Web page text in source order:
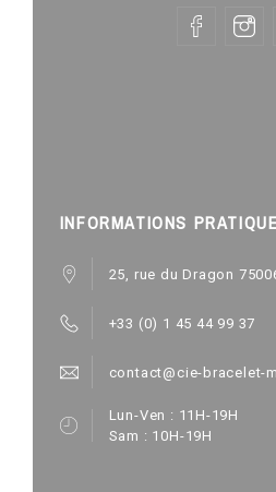
INFORMATIONS
25, rue du Dragon
+33 (0) 1 45 44 99 37
contact@cie-bracelet-
Lun-Ven : 11H-19H
Sam : 10H-19H